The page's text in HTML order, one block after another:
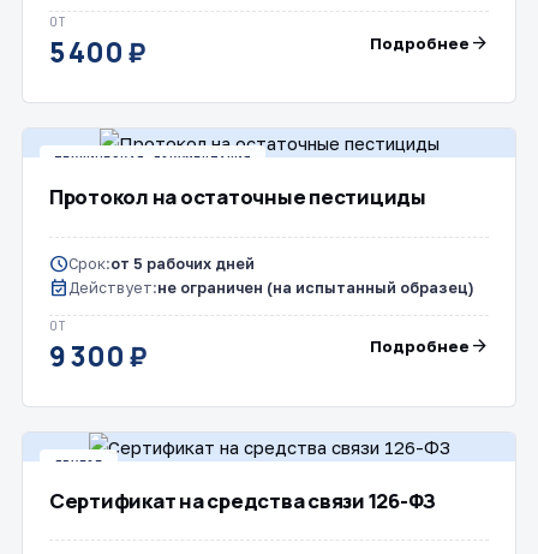
ОТ
5 400 ₽ Подробнее arrow_forward
ТЕХНИЧЕСКАЯ ДОКУМЕНТАЦИЯ
Протокол на остаточные пестициды
scheduleСрок:от 5 рабочих дней
event_available Действует:не ограничен (на испытанный образец)
ОТ
9 300 ₽ Подробнее arrow_forward
ДРУГОЕ
Сертификат на средства связи 126-ФЗ